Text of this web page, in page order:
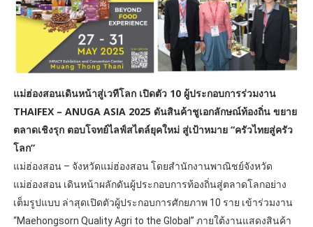
แม่ฮ่องสอนเดินหน้าสู่เวทีโลก เปิดตัว 10 ผู้ประกอบการร่วมงาน
THAIFEX – ANUGA ASIA 2025 ดันสินค้าชูเอกลักษณ์ท้องถิ่น ขยาย
ตลาดเชิงรุก ตอบโจทย์ไลฟ์สไตล์ยุคใหม่ สู่เป้าหมาย “ครัวไทยสู่ครัว
โลก”
แม่ฮ่องสอน – จังหวัดแม่ฮ่องสอน โดยสำนักงานพาณิชย์จังหวัด
แม่ฮ่องสอน เดินหน้าผลักดันผู้ประกอบการท้องถิ่นสู่ตลาดโลกอย่าง
เต็มรูปแบบ ล่าสุดเปิดตัวผู้ประกอบการศักยภาพ 10 ราย เข้าร่วมงาน
“Maehongsorn Quality Agri to the Global” ภายใต้งานแสดงสินค้า